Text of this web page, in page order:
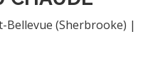
Bellevue (Sherbrooke) |